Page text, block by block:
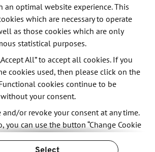
gelegt haben.
den regionalen Partnern
Erzgebirge, LEADER-
Zukunft Westerzgebirge e.V.
e. V. wird es eine Fortsetzung
an optimal website experience. This
which are necessary to operate
as those cookies which are only
statistical purposes.
All” to accept all cookies. If you
cookies used, then please click on the
cookies continue to be
your consent.
and/or revoke your consent at any time.
you can use the button “Change Cookie
Select